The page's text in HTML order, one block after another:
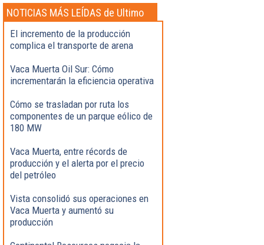
NOTICIAS MÁS LEÍDAS de Ultimo
momento
El incremento de la producción
complica el transporte de arena
Vaca Muerta Oil Sur: Cómo
incrementarán la eficiencia operativa
Cómo se trasladan por ruta los
componentes de un parque eólico de
180 MW
Vaca Muerta, entre récords de
producción y el alerta por el precio
del petróleo
Vista consolidó sus operaciones en
Vaca Muerta y aumentó su
producción